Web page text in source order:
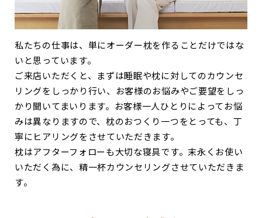
私たちの仕事は、単にオーダー枕を作ることだけではな
いと思っています。
ご来店いただくと、まずは睡眠や枕に対してのカウンセ
リングをしっかり行い、お客様のお悩みやご要望をしっ
かり聞いてまいります。お客様一人ひとりによってお悩
みは異なりますので、枕のおつくり一つをとっても、丁
寧にヒアリングをさせていただきます。
枕はアフターフォローも大切な寝具です。末永くお使い
いただく為に、精一杯カウンセリングさせていただきま
す。